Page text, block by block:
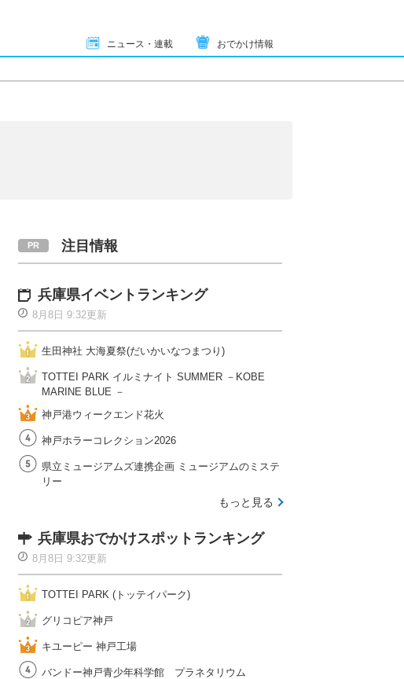
ニュース・連載 おでかけ情報
注目情報
兵庫県イベントランキング
8月8日 9:32更新
生田神社 大海夏祭(だいかいなつまつり)
TOTTEI PARK イルミナイト SUMMER －KOBE
MARINE BLUE －
神戸港ウィークエンド花火
神戸ホラーコレクション2026
県立ミュージアムズ連携企画 ミュージアムのミステ
リー
もっと見る
兵庫県おでかけスポットランキング
8月8日 9:32更新
TOTTEI PARK (トッテイパーク)
グリコピア神戸
キユーピー 神戸工場
バンドー神戸青少年科学館 プラネタリウム